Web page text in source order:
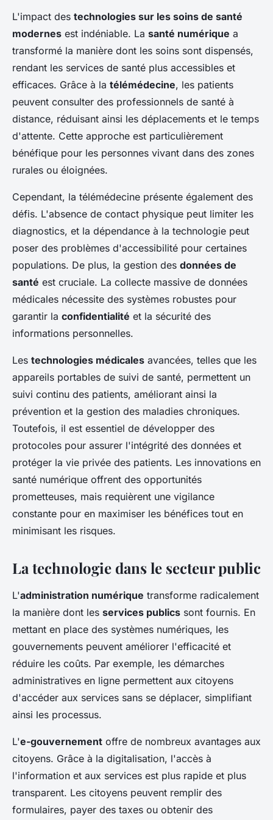
L'impact des technologies sur les soins de santé
modernes est indéniable. La santé numérique a
transformé la manière dont les soins sont dispensés,
rendant les services de santé plus accessibles et
efficaces. Grâce à la télémédecine, les patients
peuvent consulter des professionnels de santé à
distance, réduisant ainsi les déplacements et le temps
d'attente. Cette approche est particulièrement
bénéfique pour les personnes vivant dans des zones
rurales ou éloignées.
Cependant, la télémédecine présente également des
défis. L'absence de contact physique peut limiter les
diagnostics, et la dépendance à la technologie peut
poser des problèmes d'accessibilité pour certaines
populations. De plus, la gestion des données de
santé est cruciale. La collecte massive de données
médicales nécessite des systèmes robustes pour
garantir la confidentialité et la sécurité des
informations personnelles.
Les technologies médicales avancées, telles que les
appareils portables de suivi de santé, permettent un
suivi continu des patients, améliorant ainsi la
prévention et la gestion des maladies chroniques.
Toutefois, il est essentiel de développer des
protocoles pour assurer l'intégrité des données et
protéger la vie privée des patients. Les innovations en
santé numérique offrent des opportunités
prometteuses, mais requièrent une vigilance
constante pour en maximiser les bénéfices tout en
minimisant les risques.
La technologie dans le secteur public
L'administration numérique transforme radicalement
la manière dont les services publics sont fournis. En
mettant en place des systèmes numériques, les
gouvernements peuvent améliorer l'efficacité et
réduire les coûts. Par exemple, les démarches
administratives en ligne permettent aux citoyens
d'accéder aux services sans se déplacer, simplifiant
ainsi les processus.
L'e-gouvernement offre de nombreux avantages aux
citoyens. Grâce à la digitalisation, l'accès à
l'information et aux services est plus rapide et plus
transparent. Les citoyens peuvent remplir des
formulaires, payer des taxes ou obtenir des